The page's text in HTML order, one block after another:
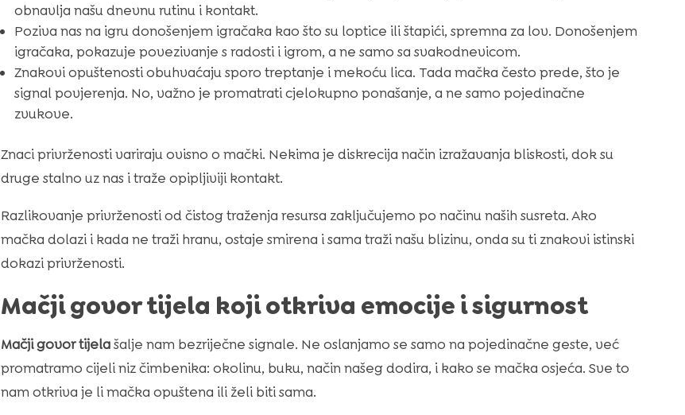
obnavlja našu dnevnu rutinu i kontakt.
Poziva nas na igru donošenjem igračaka kao što su loptice ili štapići, spremna za lov. Donošenjem
igračaka, pokazuje povezivanje s radosti i igrom, a ne samo sa svakodnevicom.
Znakovi opuštenosti obuhvaćaju sporo treptanje i mekoću lica. Tada mačka često prede, što je
signal povjerenja. No, važno je promatrati cjelokupno ponašanje, a ne samo pojedinačne
zvukove.
Znaci privrženosti variraju ovisno o mački. Nekima je diskrecija način izražavanja bliskosti, dok su
druge stalno uz nas i traže opipljiviji kontakt.
Razlikovanje privrženosti od čistog traženja resursa zaključujemo po načinu naših susreta. Ako
mačka dolazi i kada ne traži hranu, ostaje smirena i sama traži našu blizinu, onda su ti znakovi istinski
dokazi privrženosti.
Mačji govor tijela koji otkriva emocije i sigurnost
Mačji govor tijelašalje nam bezriječne signale. Ne oslanjamo se samo na pojedinačne geste, već
promatramo cijeli niz čimbenika: okolinu, buku, način našeg dodira, i kako se mačka osjeća. Sve to
nam otkriva je li mačka opuštena ili želi biti sama.